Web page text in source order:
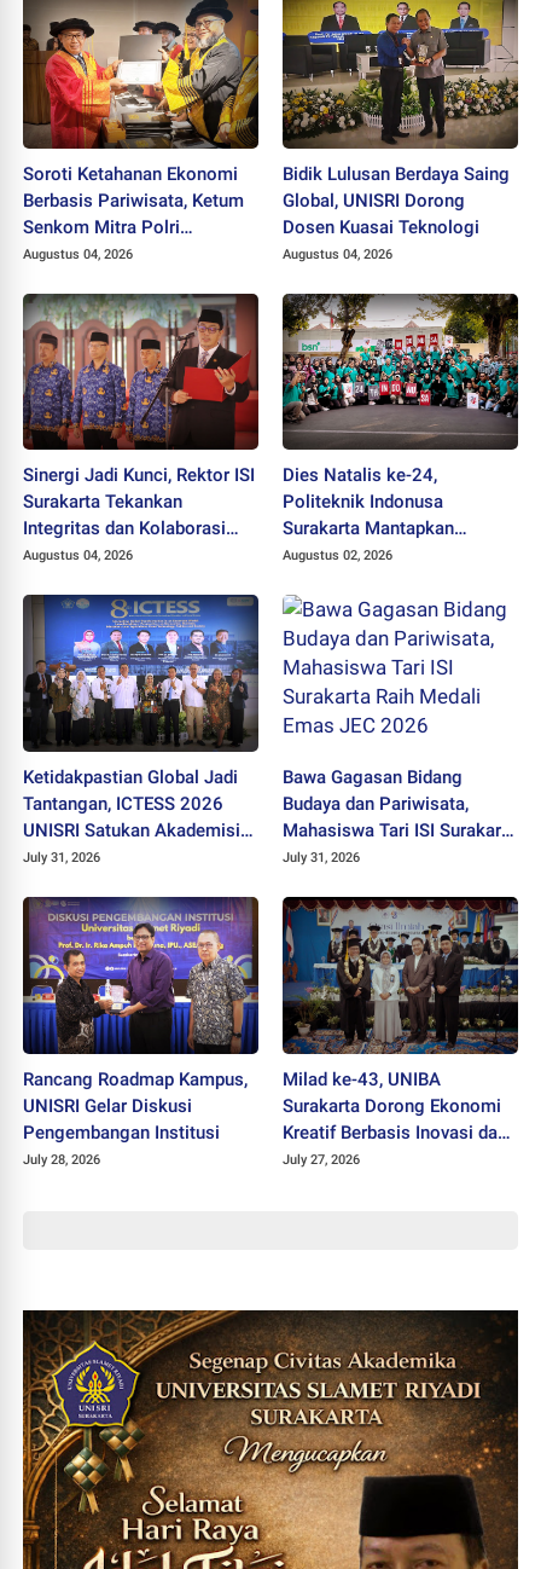
Soroti Ketahanan Ekonomi
Berbasis Pariwisata, Ketum
Senkom Mitra Polri
Dikukuhkan sebagai
Augustus 04, 2026
Bidik Lulusan Berdaya Saing
Global, UNISRI Dorong
Dosen Kuasai Teknologi
Augustus 04, 2026
Sinergi Jadi Kunci, Rektor ISI
Surakarta Tekankan
Integritas dan Kolaborasi
pada Pejabat Baru
Augustus 04, 2026
Dies Natalis ke-24,
Politeknik Indonusa
Surakarta Mantapkan
Langkah Bertransformasi
Augustus 02, 2026
Ketidakpastian Global Jadi
Tantangan, ICTESS 2026
UNISRI Satukan Akademisi 5
Negara Demi Solusi Lintas
July 31, 2026
Bawa Gagasan Bidang
Budaya dan Pariwisata,
Mahasiswa Tari ISI Surakarta
Raih Medali Emas JEC 2026
July 31, 2026
Rancang Roadmap Kampus,
UNISRI Gelar Diskusi
Pengembangan Institusi
July 28, 2026
Milad ke-43, UNIBA
Surakarta Dorong Ekonomi
Kreatif Berbasis Inovasi dan
Nilai Pancasila untuk Hadapi
July 27, 2026